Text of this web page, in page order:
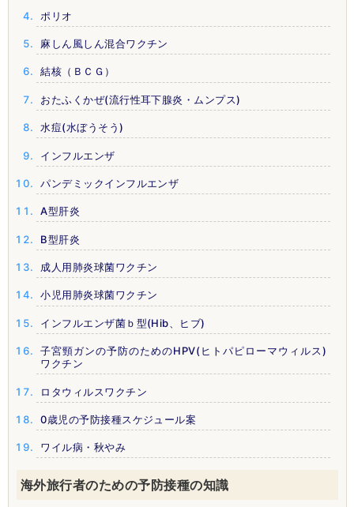
ポリオ
麻しん風しん混合ワクチン
結核（ＢＣＧ）
おたふくかぜ(流行性耳下腺炎・ムンプス)
水痘(水ぼうそう)
インフルエンザ
パンデミックインフルエンザ
A型肝炎
B型肝炎
成人用肺炎球菌ワクチン
小児用肺炎球菌ワクチン
インフルエンザ菌ｂ型(Hib、ヒブ)
子宮頸ガンの予防のためのHPV(ヒトパピローマウィルス)
ワクチン
ロタウィルスワクチン
0歳児の予防接種スケジュール案
ワイル病・秋やみ
海外旅行者のための予防接種の知識